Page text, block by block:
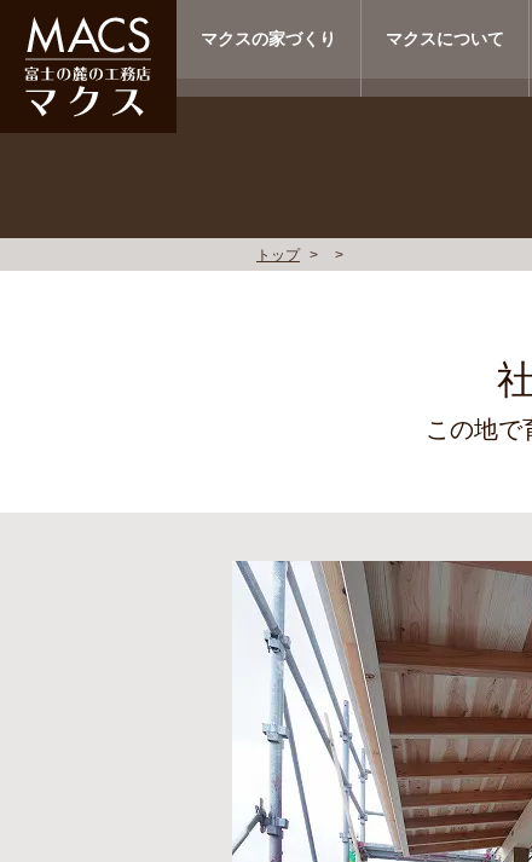
マクスの家づくり マクスについて
トップ
この地で